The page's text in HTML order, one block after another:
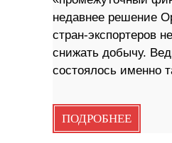
недавнее решение
стран-экспортеров
снижать добычу.
состоялось именно
ПОДРОБНЕЕ